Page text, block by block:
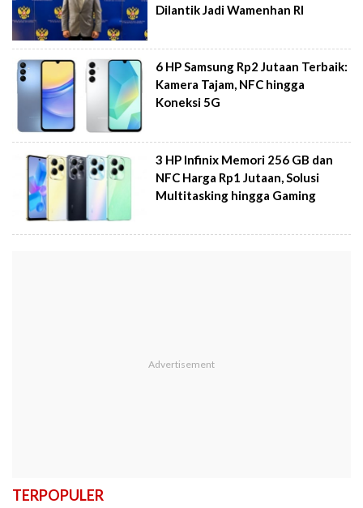
Dilantik Jadi Wamenhan RI
6 HP Samsung Rp2 Jutaan Terbaik:
Kamera Tajam, NFC hingga
Koneksi 5G
3 HP Infinix Memori 256 GB dan
NFC Harga Rp1 Jutaan, Solusi
Multitasking hingga Gaming
TERPOPULER